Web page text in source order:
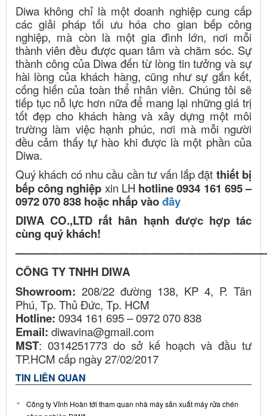
Diwa không chỉ là một doanh nghiệp cung cấp
các giải pháp tối ưu hóa cho gian bếp công
nghiệp, mà còn là một gia đình lớn, nơi mỗi
thành viên đều được quan tâm và chăm sóc. Sự
thành công của Diwa đến từ lòng tin tưởng và sự
hài lòng của khách hàng, cũng như sự gắn kết,
cống hiến của toàn thể nhân viên. Chúng tôi sẽ
tiếp tục nỗ lực hơn nữa để mang lại những giá trị
tốt đẹp cho khách hàng và xây dựng một môi
trường làm việc hạnh phúc, nơi mà mỗi người
đều cảm thấy tự hào khi được là một phần của
Diwa.
Quý khách có nhu cầu cần tư vấn lắp đặt thiết bị
bếp công nghiệp xin LH hotline 0934 161 695 –
0972 070 838 hoặc nhấp vàođây
DIWA CO.,LTD rất hân hạnh được hợp tác
cùng quý khách!
CÔNG TY TNHH DIWA
Showroom: 208/22 đường 138, KP 4, P. Tân
Phú, Tp. Thủ Đức, Tp. HCM
Hotline: 0934 161 695 – 0972 070 838
Email: diwavina@gmail.com
MST: 0314251773 do sở kế hoạch và đầu tư
TP.HCM cấp ngày 27/02/2017
TIN LIÊN QUAN
Công ty Vĩnh Hoàn tới tham quan nhà máy sản xuất máy rửa chén